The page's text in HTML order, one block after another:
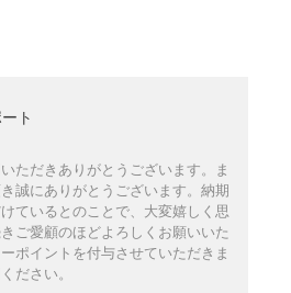
ト
ただきありがとうございます。ま
誠にありがとうございます。納期
ているとのことで、大変嬉しく思
ご愛顧のほどよろしくお願いいた
ポイントを付与させていただきま
ださい。